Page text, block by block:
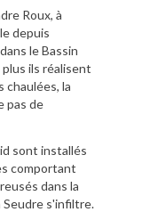
Roux, à
depuis
le Bassin
ils réalisent
chaulées, la
pas de
sont installés
comportant
dans la
Seudre s'infiltre.